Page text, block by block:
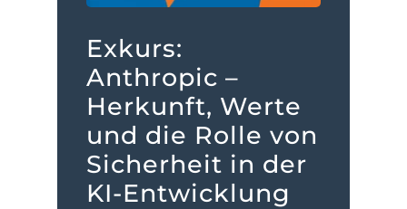
Exkurs:
Anthropic –
Herkunft, Werte
und die Rolle von
Sicherheit in der
KI-Entwicklung